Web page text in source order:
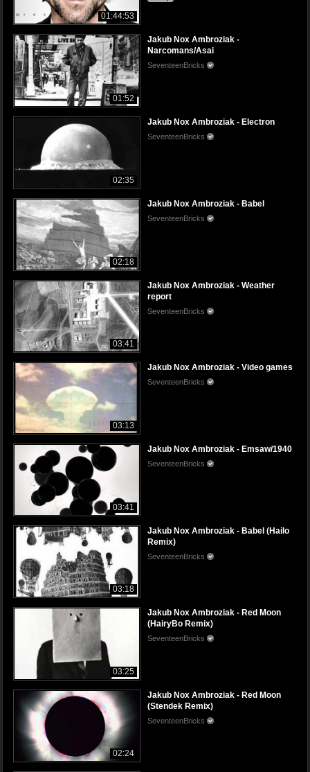
01:44:53
01:52
Jakub Nox Ambroziak -
Narcomans/Asai
SeventeenBricks
02:35
Jakub Nox Ambroziak - Electron
SeventeenBricks
02:18
Jakub Nox Ambroziak - Babel
SeventeenBricks
03:41
Jakub Nox Ambroziak - Weather
report
SeventeenBricks
03:13
Jakub Nox Ambroziak - Video games
SeventeenBricks
03:41
Jakub Nox Ambroziak - Emsaw/1940
SeventeenBricks
03:18
Jakub Nox Ambroziak - Babel (Hailo
Remix)
SeventeenBricks
03:25
Jakub Nox Ambroziak - Red Moon
(HairyBo Remix)
SeventeenBricks
02:24
Jakub Nox Ambroziak - Red Moon
(Stendek Remix)
SeventeenBricks